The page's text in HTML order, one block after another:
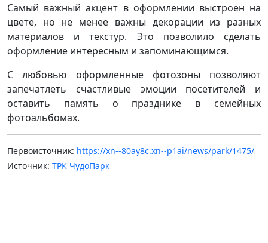
Самый важный акцент в оформлении выстроен на
цвете, но не менее важны декорации из разных
материалов и текстур. Это позволило сделать
оформление интересным и запоминающимся.
С любовью оформленные фотозоны позволяют
запечатлеть счастливые эмоции посетителей и
оставить память о празднике в семейных
фотоальбомах.
Первоисточник: https://xn--80ay8c.xn--p1ai/news/park/1475/
Источник: ТРК ЧудоПарк